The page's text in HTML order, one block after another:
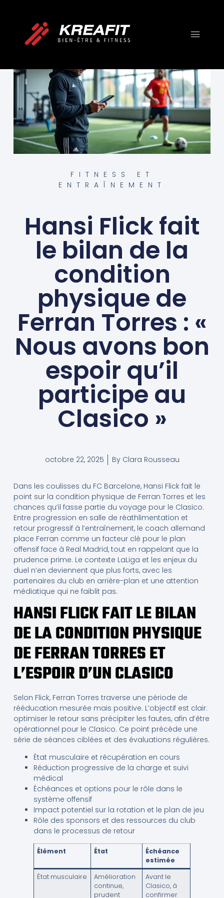
FITNESS ET
ENTRAÎNEMENT
Hansi Flick fait
le bilan de la
condition
physique de
Ferran Torres : «
Nous avons bon
espoir qu’il
participe au
Clasico »
octobre 22, 2025 ByClara Rousseau
Dans les coulisses du FC Barcelone, Hansi Flick fait le
point sur la condition physique de Ferran Torres et les
chances qu’il fasse partie du voyage pour le Clasico.
Entre progression en salle de réathlimentation et
retour progressif à l’entraînement, le coach allemand
place Ferran comme un facteur clé pour le plan
offensif face à Real Madrid, tout en rappelant que la
prudence prime. Le contexte LaLiga et les enjeux du
duel n’en deviennent que plus forts, avec les
partenaires du club en arrière-plan et une attention
médiatique qui ne faiblit pas.
HANSI FLICK FAIT LE BILAN
DE LA CONDITION PHYSIQUE
DE FERRAN TORRES ET
L’ESPOIR D’UN CLASICO
Selon Flick, Ferran Torres traverse une période de
rééducation mesurée mais positive. L’objectif est clair:
optimiser le retour sans précipiter les fautes, afin d’être
opérationnel pour le Clasico. Ce point précède une
série de séances ciblées et des évaluations régulières.
État musculaire et récupération en cours
Réduction progressive de la charge et suivi
médical
Échéances et options pour le rôle dans le
système offensif
Impact potentiel sur la rotation et le plan de jeu
Rôle des sponsors et des ressources du club
dans le processus de retour
Élément État
Échéance
estimée
État musculaire
Amélioration
continue,
prudent
Avant le
Clasico, à
confirmer